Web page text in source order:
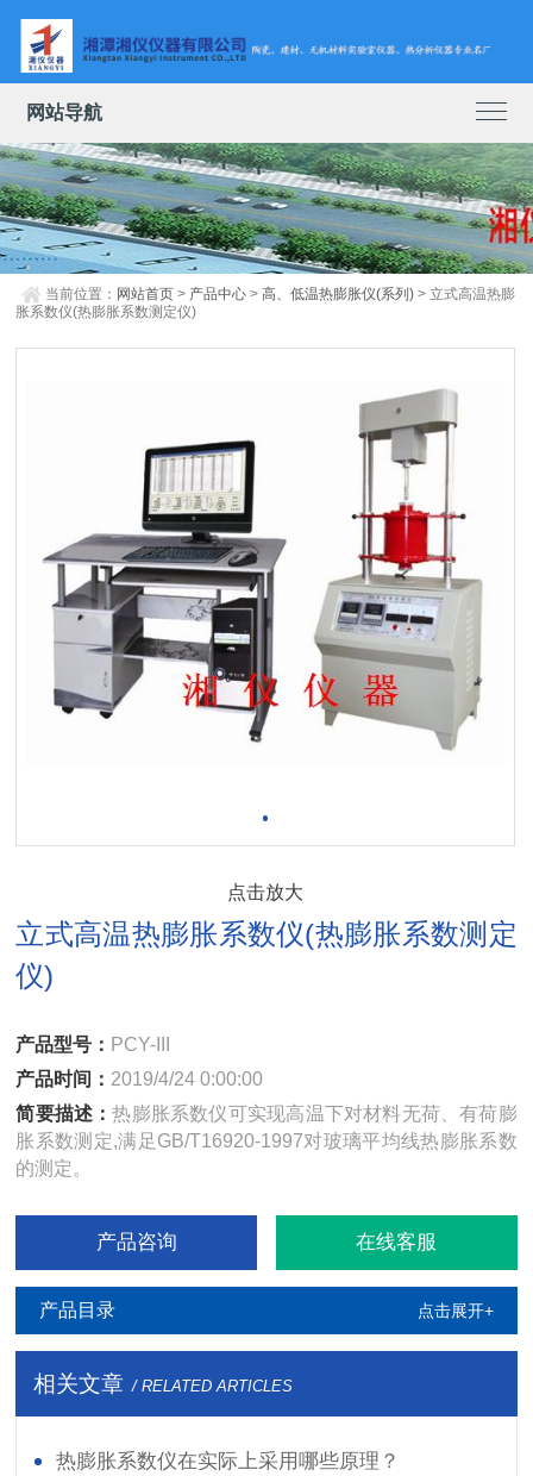
网站导航
当前位置： 网站首页 > 产品中心 >高、低温热膨胀仪(系列) > 立式高温热膨
胀系数仪(热膨胀系数测定仪)
点击放大
立式高温热膨胀系数仪(热膨胀系数测定
仪)
产品型号： PCY-III
产品时间： 2019/4/24 0:00:00
简要描述：热膨胀系数仪可实现高温下对材料无荷、有荷膨
胀系数测定,满足GB/T16920-1997对玻璃平均线热膨胀系数
的测定。
产品咨询 在线客服
产品目录 点击展开+
相关文章 / RELATED ARTICLES
热膨胀系数仪在实际上采用哪些原理？